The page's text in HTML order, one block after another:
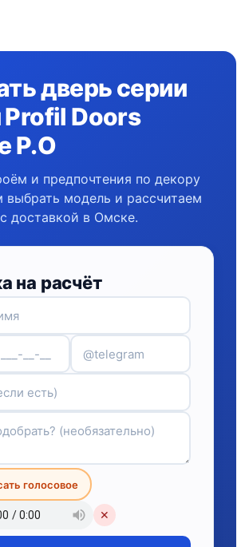
дверь серии
Doors
P.O
и предпочтения по декору
модель и рассчитаем
доставкой в Омске.
на расчёт
голосовое
✕